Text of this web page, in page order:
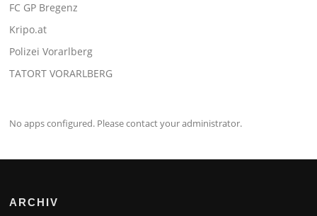
FC GP Bregenz
Kripo.at
Polizei Vorarlberg
TATORT VORARLBERG
No apps configured. Please contact your administrator.
ARCHIV